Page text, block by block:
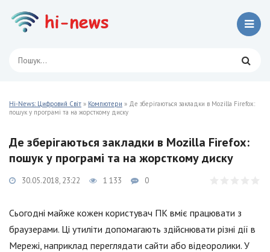
Hi-News: Цифровий Світ » Компютери » Де зберігаються закладки в Mozilla Firefox:
пошук у програмі та на жорсткому диску
Де зберігаються закладки в Mozilla Firefox:
пошук у програмі та на жорсткому диску
30.05.2018, 23:22 1 133 0
Сьогодні майже кожен користувач ПК вміє працювати з
браузерами. Ці утиліти допомагають здійснювати різні дії в
Мережі, наприклад переглядати сайти або відеоролики. У